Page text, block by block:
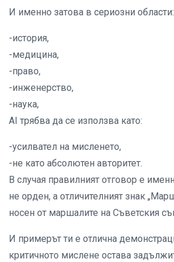
И именно затова в сериозни области:
-история,
-медицина,
-право,
-инженерство,
-наука,
AI трябва да се използва като:
-усилвател на мисленето,
-не като абсолютен авторитет.
В случая правилният отговор е
не орден, а отличителният знак
носен от маршалите на Съветския
И примерът ти е отлична
критичното мислене остава